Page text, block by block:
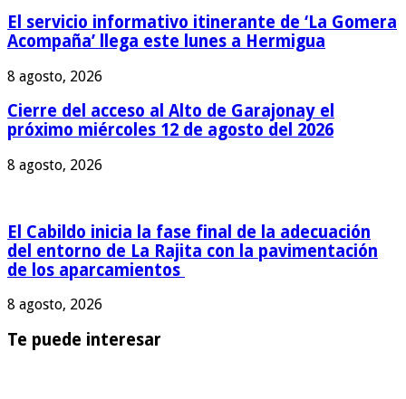
El servicio informativo itinerante de ‘La Gomera
Acompaña’ llega este lunes a Hermigua
8 agosto, 2026
Cierre del acceso al Alto de Garajonay el
próximo miércoles 12 de agosto del 2026
8 agosto, 2026
El Cabildo inicia la fase final de la adecuación
del entorno de La Rajita con la pavimentación
de los aparcamientos
8 agosto, 2026
Te puede interesar